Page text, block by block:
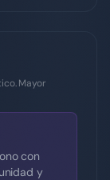
Mayor
con
y